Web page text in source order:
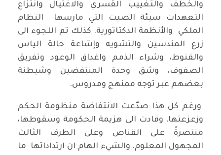
والخطف والتغييب القسري والاغتيال وانتزاع
التعهدات سيئة الصيت التي مارسها النظام
الملكي والأنظمة الدكتاتورية. كذلك تم اللجوء الى
زرع المندسين والتشويه وإشاعة حالة الياس
والقنوط، وشراء الذمم واغداق الوعود وتفريق
الصفوف، وشق وحدة المنتفضين وشيطنة
بعضهم عبر توجه ممنهج ومدروس.
ورغم كل هذا صدّعت الانتفاضة منظومة الحكم
وزعزعتها، وقادت الى هزيمة الحكومة وسقوطها،
منتصرةً على القناص وعلى الطرف الثالث
المجهول المعلوم. والشيء الهام ان ارتداداتها ما